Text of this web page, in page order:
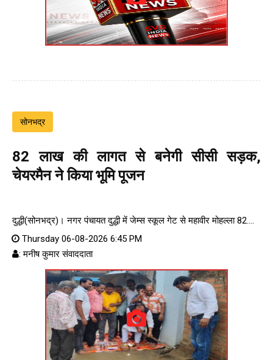
सोनभद्र
82 लाख की लागत से बनेगी सीसी सड़क,
चेयरमैन ने किया भूमि पूजन
दुद्धी(सोनभद्र)। नगर पंचायत दुद्धी में जेम्स स्कूल गेट से महावीर मोहल्ला 82....
Thursday 06-08-2026 6:45 PM
: मनीष कुमार संवाददाता